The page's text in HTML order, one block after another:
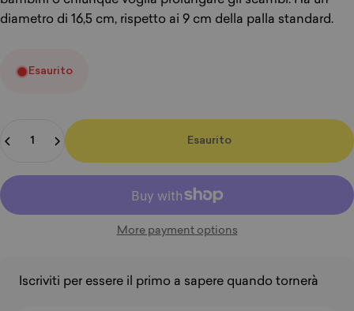
diametro di 16,5 cm, rispetto ai 9 cm della palla standard.
Esaurito
Esaurito
More payment options
Iscriviti per essere il primo a sapere quando tornerà